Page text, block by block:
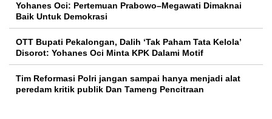
Yohanes Oci: Pertemuan Prabowo–Megawati Dimaknai
Baik Untuk Demokrasi
OTT Bupati Pekalongan, Dalih ‘Tak Paham Tata Kelola’
Disorot: Yohanes Oci Minta KPK Dalami Motif
Tim Reformasi Polri jangan sampai hanya menjadi alat
peredam kritik publik Dan Tameng Pencitraan